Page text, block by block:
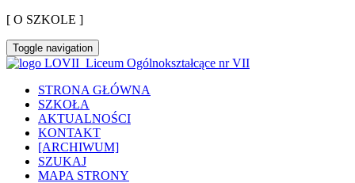
[ O SZKOLE ]
Toggle navigation
Liceum Ogólnokształcące nr VII
STRONA GŁÓWNA
SZKOŁA
AKTUALNOŚCI
KONTAKT
[ARCHIWUM]
SZUKAJ
MAPA STRONY